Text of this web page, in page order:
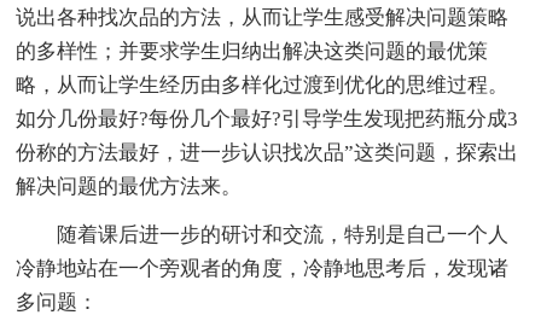
说出各种找次品的方法，从而让学生感受解决问题策略
的多样性；并要求学生归纳出解决这类问题的最优策
略，从而让学生经历由多样化过渡到优化的思维过程。
如分几份最好?每份几个最好?引导学生发现把药瓶分成3
份称的方法最好，进一步认识找次品”这类问题，探索出
解决问题的最优方法来。
随着课后进一步的研讨和交流，特别是自己一个人
冷静地站在一个旁观者的角度，冷静地思考后，发现诸
多问题：